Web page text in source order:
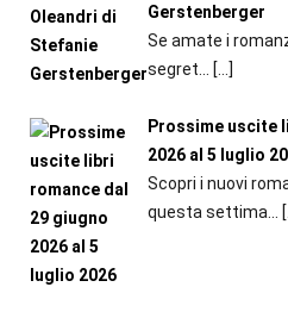
Gerstenberger
Se amate i
segret...
[…]
Prossime uscite
2026 al 5 luglio
Scopri i nuovi
questa settima...